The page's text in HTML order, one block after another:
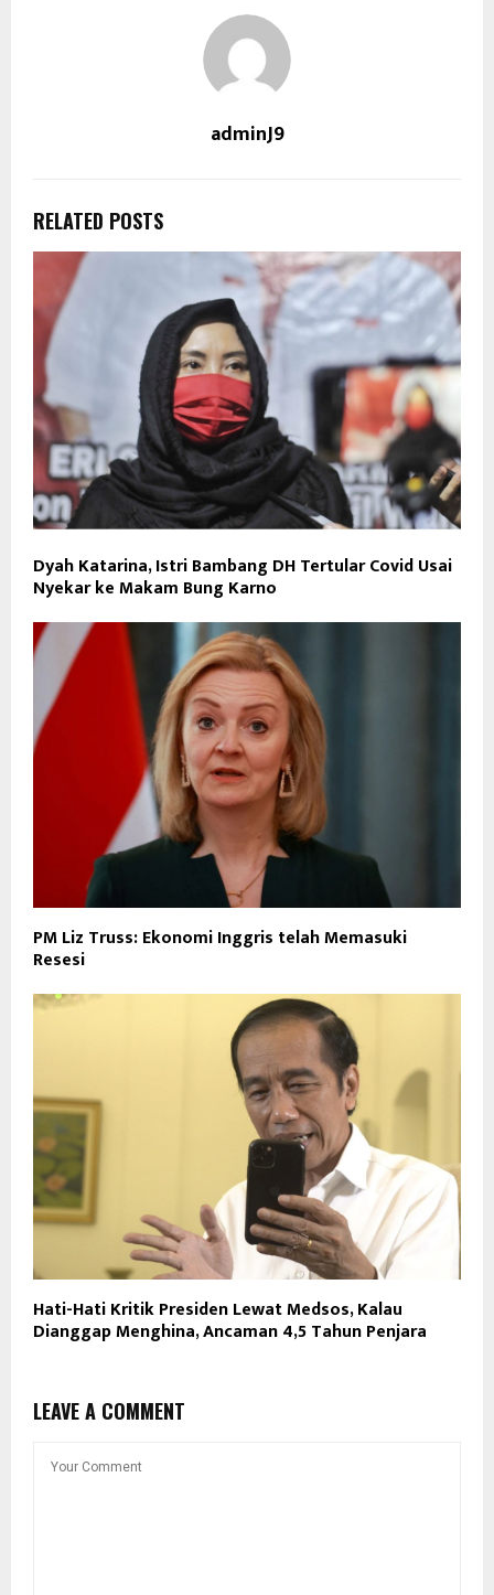
adminJ9
RELATED POSTS
Dyah Katarina, Istri Bambang DH Tertular Covid Usai
Nyekar ke Makam Bung Karno
PM Liz Truss: Ekonomi Inggris telah Memasuki
Resesi
Hati-Hati Kritik Presiden Lewat Medsos, Kalau
Dianggap Menghina, Ancaman 4,5 Tahun Penjara
LEAVE A COMMENT